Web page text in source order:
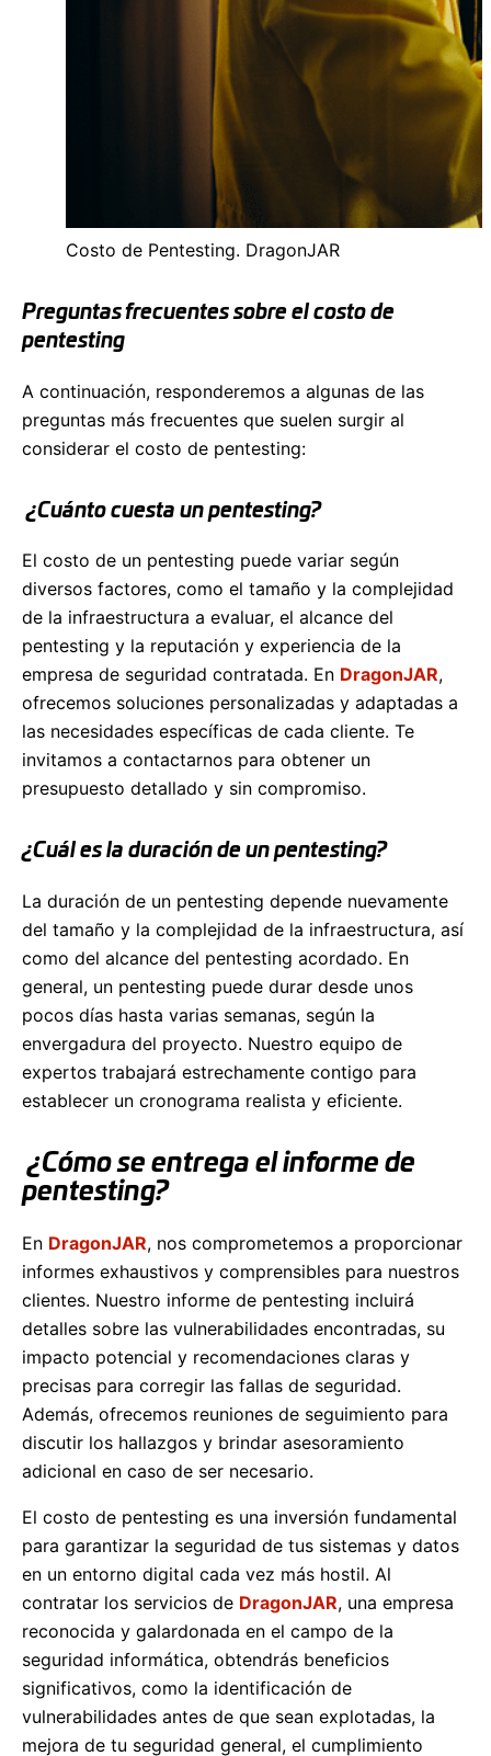
Costo de Pentesting. DragonJAR
Preguntas frecuentes sobre el costo de
pentesting
A continuación, responderemos a algunas de las
preguntas más frecuentes que suelen surgir al
considerar el costo de pentesting:
¿Cuánto cuesta un pentesting?
El costo de un pentesting puede variar según
diversos factores, como el tamaño y la complejidad
de la infraestructura a evaluar, el alcance del
pentesting y la reputación y experiencia de la
empresa de seguridad contratada. En DragonJAR,
ofrecemos soluciones personalizadas y adaptadas a
las necesidades específicas de cada cliente. Te
invitamos a contactarnos para obtener un
presupuesto detallado y sin compromiso.
¿Cuál es la duración de un pentesting?
La duración de un pentesting depende nuevamente
del tamaño y la complejidad de la infraestructura, así
como del alcance del pentesting acordado. En
general, un pentesting puede durar desde unos
pocos días hasta varias semanas, según la
envergadura del proyecto. Nuestro equipo de
expertos trabajará estrechamente contigo para
establecer un cronograma realista y eficiente.
¿Cómo se entrega el informe de
pentesting?
En DragonJAR, nos comprometemos a proporcionar
informes exhaustivos y comprensibles para nuestros
clientes. Nuestro informe de pentesting incluirá
detalles sobre las vulnerabilidades encontradas, su
impacto potencial y recomendaciones claras y
precisas para corregir las fallas de seguridad.
Además, ofrecemos reuniones de seguimiento para
discutir los hallazgos y brindar asesoramiento
adicional en caso de ser necesario.
El costo de pentesting es una inversión fundamental
para garantizar la seguridad de tus sistemas y datos
en un entorno digital cada vez más hostil. Al
contratar los servicios de DragonJAR, una empresa
reconocida y galardonada en el campo de la
seguridad informática, obtendrás beneficios
significativos, como la identificación de
vulnerabilidades antes de que sean explotadas, la
mejora de tu seguridad general, el cumplimiento